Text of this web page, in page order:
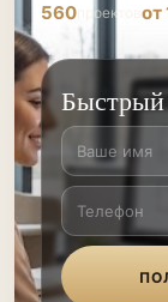
560 проектов от
Быстрый